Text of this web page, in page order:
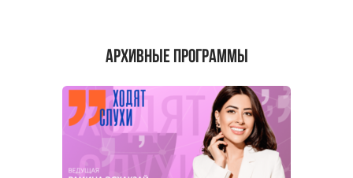
Архивные программы